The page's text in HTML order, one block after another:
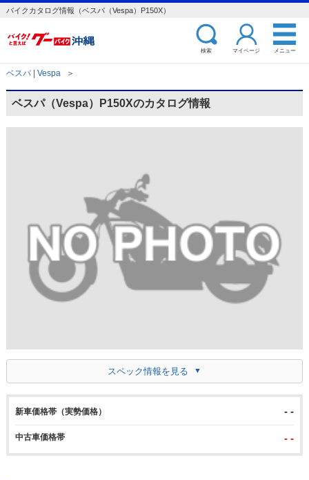
バイクカタログ情報（ベスパ（Vespa）P150X）
検索 マイページ メニュー
ベスパ | Vespa ＞
ベスパ（Vespa）P150Xのカタログ情報
スペック情報を見る
新車価格帯（実勢価格） - -
中古車価格帯 - -